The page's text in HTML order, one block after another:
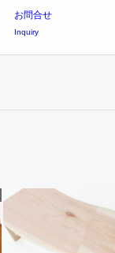
お問合せ
Inquiry